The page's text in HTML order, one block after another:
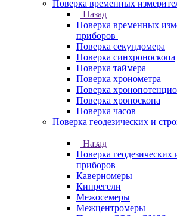
Поверка временных
Назад
Поверка временных
приборов
Поверка секундомера
Поверка синхроноскопа
Поверка таймера
Поверка хронометра
Поверка
Поверка хроноскопа
Поверка часов
Поверка геодезических и
Назад
Поверка геодезических
приборов
Каверномеры
Кипрегели
Межосемеры
Межцентромеры